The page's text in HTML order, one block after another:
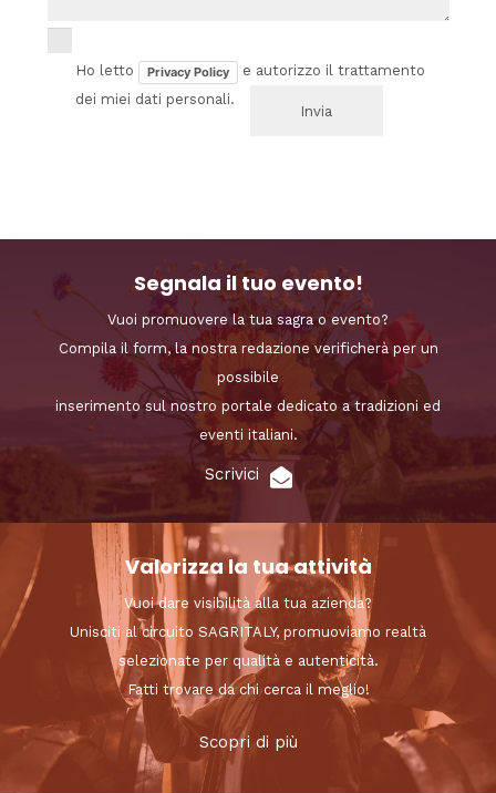
Ho letto Privacy Policy
e autorizzo il trattamento
dei miei dati personali.
Segnala il tuo evento!
Vuoi promuovere la tua sagra o evento?
Compila il form, la nostra redazione verificherà per un
possibile
inserimento sul nostro portale dedicato a tradizioni ed
eventi italiani.
Scrivici
Valorizza la tua attività
Vuoi dare visibilità alla tua azienda?
Unisciti al circuito SAGRITALY, promuoviamo realtà
selezionate per qualità e autenticità.
Fatti trovare da chi cerca il meglio!
Scopri di più